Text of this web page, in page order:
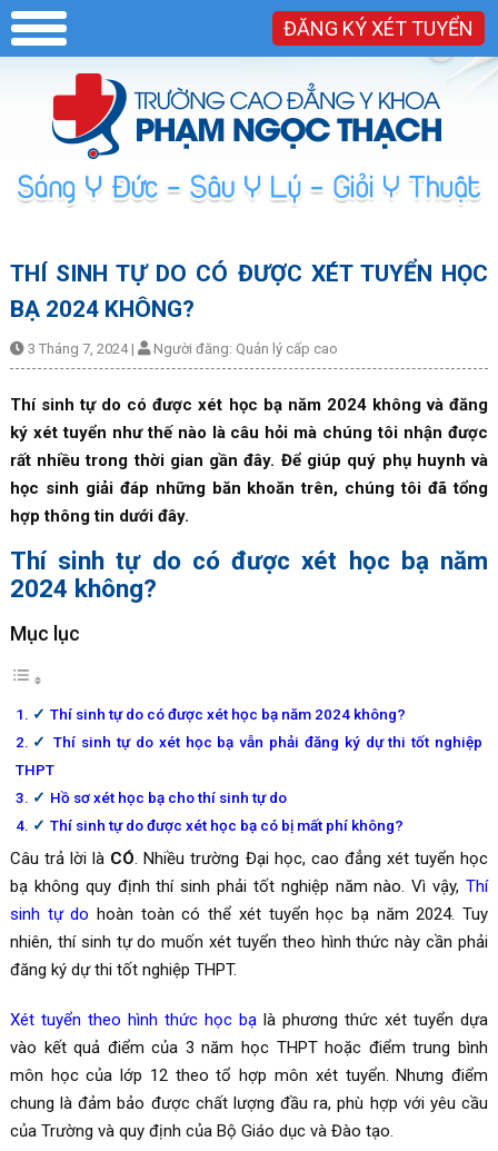
ĐĂNG KÝ XÉT TUYỂN
THÍ SINH TỰ DO CÓ ĐƯỢC XÉT TUYỂN HỌC
BẠ 2024 KHÔNG?
3 Tháng 7, 2024 | Người đăng: Quản lý cấp cao
Thí sinh tự do có được xét học bạ năm 2024 không và đăng
ký xét tuyển như thế nào là câu hỏi mà chúng tôi nhận được
rất nhiều trong thời gian gần đây. Để giúp quý phụ huynh và
học sinh giải đáp những băn khoăn trên, chúng tôi đã tổng
hợp thông tin dưới đây.
Thí sinh tự do có được xét học bạ năm
2024 không?
Mục lục
Thí sinh tự do có được xét học bạ năm 2024 không?
Thí sinh tự do xét học bạ vẫn phải đăng ký dự thi tốt nghiệp
THPT
Hồ sơ xét học bạ cho thí sinh tự do
Thí sinh tự do được xét học bạ có bị mất phí không?
Câu trả lời là CÓ. Nhiều trường Đại học, cao đẳng xét tuyển học
bạ không quy định thí sinh phải tốt nghiệp năm nào. Vì vậy,Thí
sinh tự do hoàn toàn có thể xét tuyển học bạ năm 2024. Tuy
nhiên, thí sinh tự do muốn xét tuyển theo hình thức này cần phải
đăng ký dự thi tốt nghiệp THPT.
Xét tuyển theo hình thức học bạ là phương thức xét tuyển dựa
vào kết quả điểm của 3 năm học THPT hoặc điểm trung bình
môn học của lớp 12 theo tổ hợp môn xét tuyển. Nhưng điểm
chung là đảm bảo được chất lượng đầu ra, phù hợp với yêu cầu
của Trường và quy định của Bộ Giáo dục và Đào tạo.